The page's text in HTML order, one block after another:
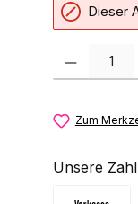
Dieser
Zum
Unsere